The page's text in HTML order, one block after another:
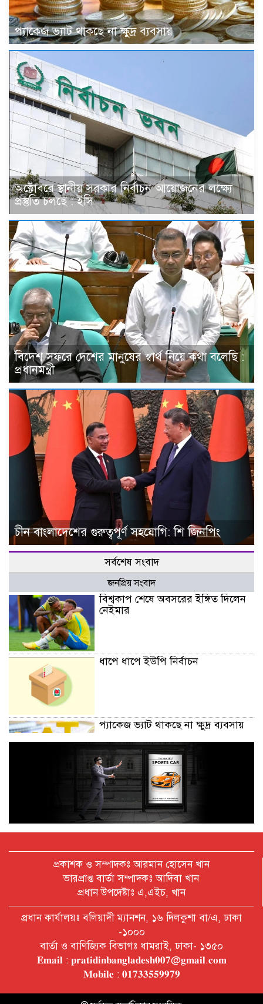
প্যাকেজ ভ্যাট থাকছে না ক্ষুদ্র ব্যবসায়
অক্টোবরে স্থানীয় সরকার নির্বাচন আয়োজনের লক্ষ্যে
প্রস্তুতি চলছে : ইসি
বিদেশ সফরে দেশের মানুষের স্বার্থ নিয়ে কথা বলেছি :
প্রধানমন্ত্রী
চীন বাংলাদেশের গুরুত্বপূর্ণ সহযোগি: শি জিনপিং
সর্বশেষ সংবাদ
জনপ্রিয় সংবাদ
বিশ্বকাপ শেষে অবসরের ইঙ্গিত দিলেন
নেইমার
ধাপে ধাপে ইউপি নির্বাচন
প্যাকেজ ভ্যাট থাকছে না ক্ষুদ্র ব্যবসায়
অক্টোবরে স্থানীয় সরকার নির্বাচন
আয়োজনের লক্ষ্যে প্রস্তুতি চলছে : ইসি
বিদেশ সফরে দেশের মানুষের স্বার্থ নিয়ে
কথা বলেছি : প্রধানমন্ত্রী
চীন বাংলাদেশের গুরুত্বপূর্ণ সহযোগি:
শি জিনপিং
দুপুরের মধ্যে ঢাকাসহ ৯ জেলায় ৬০
প্রকাশক ও সম্পাদকঃ আরমান হোসেন খান
ভারপ্রাপ্ত বার্তা সম্পাদকঃ আদিবা খান
প্রধান উপদেষ্টাঃ এ,এইচ, খান
প্রধান কার্যালয়ঃ বলিয়াদী ম্যানশন, ১৬ দিলকুশা বা/এ, ঢাকা
-১০০০
বার্তা ও বাণিজ্যিক বিভাগঃ ধামরাই, ঢাকা- ১৩৫০
𝐄𝐦𝐚𝐢𝐥 : 𝐩𝐫𝐚𝐭𝐢𝐝𝐢𝐧𝐛𝐚𝐧𝐠𝐥𝐚𝐝𝐞𝐬𝐡𝟎𝟎𝟕@𝐠𝐦𝐚𝐢𝐥.𝐜𝐨𝐦
𝐌𝐨𝐛𝐢𝐥𝐞 : 𝟎𝟏𝟕𝟑𝟑𝟓𝟓𝟗𝟗𝟕𝟗